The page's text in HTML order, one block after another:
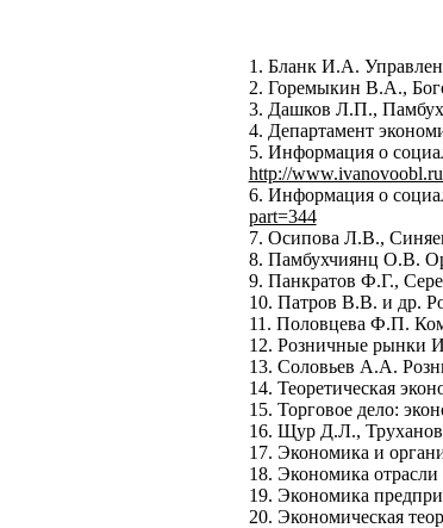
1. Бланк И.А.
2. Горемыкин В.А.,
3. Дашков Л.П.,
4. Департамент
5. Информация о
http://
6. Информация о
part=344
7. Осипова Л.В.,
8. Памбухчиянц О.В.
9. Панкратов Ф.Г.,
10. Патров В.В. и др.
11. Половцева Ф.П.
12. Розничные рынки
13. Соловьев А.А.
14. Теоретическая
15. Торговое дело:
16. Щур Д.Л.,
17. Экономика и
18. Экономика
19. Экономика
20. Экономическая